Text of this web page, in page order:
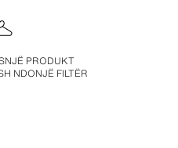
PRODUKT
NDONJË FILTËR